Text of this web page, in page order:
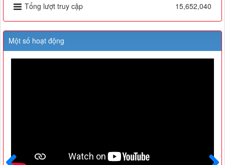
Tổng lượt truy cập
15,652,040
Một số hoạt động